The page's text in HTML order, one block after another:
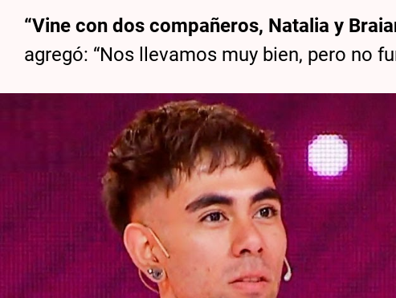
“Vine con dos compañeros, Natalia y
agregó: “Nos llevamos muy bien, pero no